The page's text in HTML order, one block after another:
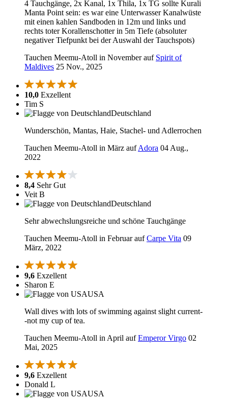
4 Tauchgänge, 2x Kanal, 1x Thila, 1x TG sollte Kurali
Manta Point sein: es war eine Unterwasser Kanalwüste
mit einen kahlen Sandboden in 12m und links und
rechts toter Korallenschotter in 5m Tiefe (absoluter
negativer Tiefpunkt bei der Auswahl der Tauchspots)
Tauchen Meemu-Atoll in November auf Spirit of
Maldives 25 Nov., 2025
10,0 Exzellent
Tim S
Deutschland
Wunderschön, Mantas, Haie, Stachel- und Adlerrochen
Tauchen Meemu-Atoll in März aufAdora 04 Aug.,
2022
8,4 Sehr Gut
Veit B
Deutschland
Sehr abwechslungsreiche und schöne Tauchgänge
Tauchen Meemu-Atoll in Februar aufCarpe Vita 09
März, 2022
9,6 Exzellent
Sharon E
USA
Wall dives with lots of swimming against slight current-
-not my cup of tea.
Tauchen Meemu-Atoll in April aufEmperor Virgo 02
Mai, 2025
9,6 Exzellent
Donald L
USA